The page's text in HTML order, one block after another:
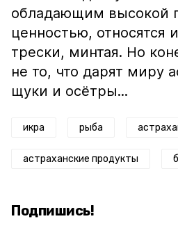
обладающим высокой
ценностью, относятся
трески, минтая. Но
не то, что дарят миру
щуки и осётры...
икра рыба
астраханские продукты
Подпишись!